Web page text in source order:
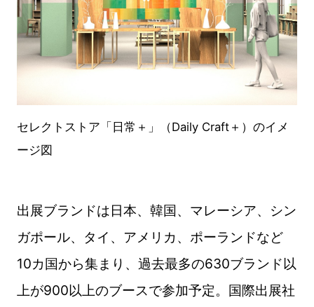
セレクトストア 「日常＋」（Daily Craft＋）のイメ
ージ図
出展ブランドは日本、韓国、マレーシア、シン
ガポール、タイ、アメリカ、ポーランドなど
10カ国から集まり、過去最多の630ブランド以
上が900以上のブースで参加予定。国際出展社